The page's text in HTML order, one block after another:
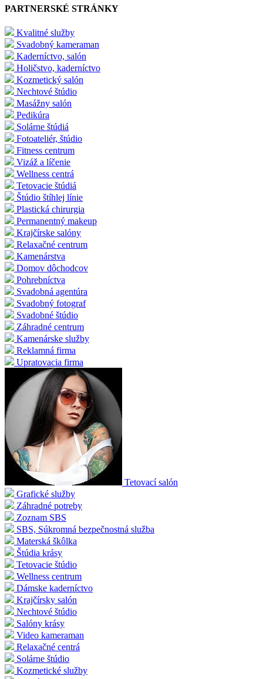
PARTNERSKÉ STRÁNKY
Kvalitné služby
Svadobný kameraman
Kaderníctvo, salón
Holičstvo, kaderníctvo
Kozmetický salón
Nechtové štúdio
Masážny salón
Pedikúra
Solárne štúdiá
Fotoateliér, štúdio
Fitness centrum
Vizáž a líčenie
Wellness centrá
Tetovacie štúdiá
Štúdio štíhlej línie
Plastická chirurgia
Permanentný makeup
Krajčírske salóny
Relaxačné centrum
Kamenárstva
Domov dôchodcov
Pohrebníctva
Svadobná agentúra
Svadobný fotograf
Svadobné štúdio
Záhradné centrum
Kamenárske služby
Reklamná firma
Upratovacia firma
Tetovací salón
Grafické služby
Záhradné potreby
Zoznam SBS
SBS, Súkromná bezpečnostná služba
Materská škôlka
Štúdia krásy
Tetovacie štúdio
Wellness centrum
Dámske kaderníctvo
Krajčírsky salón
Nechtové štúdio
Salóny krásy
Video kameraman
Relaxačné centrá
Solárne štúdio
Kozmetické služby